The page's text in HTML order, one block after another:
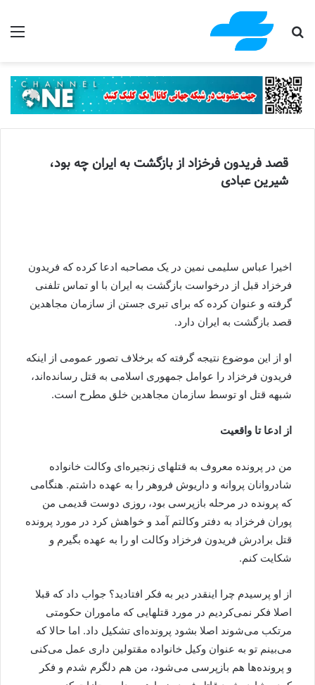
جستجو برای
قصد فریدون فرخزاد از بازگشت به ایران چه بود،
شیرین عبادی
اخیرا عباس سلیمی نمین در یک مصاحبه ادعا کرده که فریدون
فرخزاد قبل از درخواست بازگشت به ایران با او تماس تلفنی
گرفته و عنوان کرده که برای تبری جستن از سازمان مجاهدین
قصد بازگشت به ایران دارد.
او از این موضوع نتیجه گرفته که برخلاف تصور عمومی از اینکه
فریدون فرخزاد را عوامل جمهوری اسلامی به قتل رسانده‌اند،
شبهه قتل او توسط سازمان مجاهدین خلق مطرح است.
از ادعا تا واقعیت
من در پرونده معروف به قتلهای زنجیره‌ای وکالت خانواده
شادروانان پروانه و داریوش فروهر را به عهده داشتم. هنگامی
که پرونده در مرحله بازپرسی بود، روزی دوست قدیمی من
پوران فرخزاد به دفتر وکالتم آمد و خواهش کرد در مورد پرونده
قتل برادرش فریدون فرخزاد وکالت او را به عهده بگیرم و
شکایت کنم.
از او پرسیدم چرا اینقدر دیر به فکر افتادید؟ جواب داد که قبلا
اصلا فکر نمی‌کردیم در مورد قتلهایی که ماموران حکومتی
مرتکب می‌شوند اصلا بشود پرونده‌ای تشکیل داد. اما حالا که
می‌بینم تو به عنوان وکیل خانواده مقتولین داری عمل می‌کنی
و پرونده‌ها هم بازپرسی می‌شود، من هم دلگرم شدم و فکر